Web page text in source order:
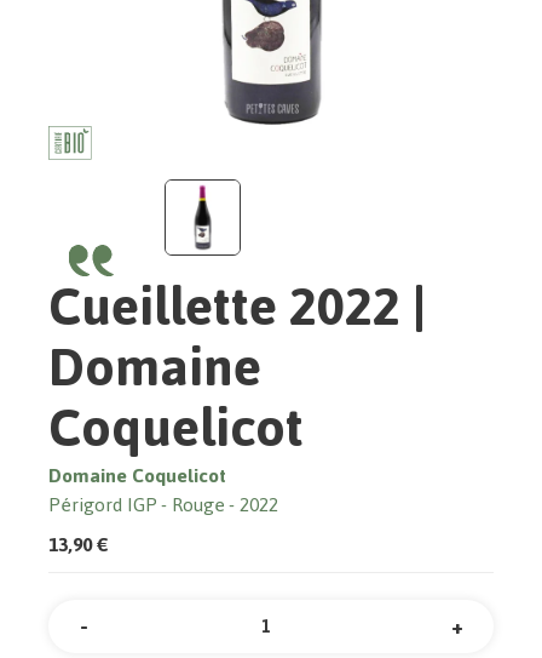
Cueillette 2022 |
Domaine
Coquelicot
Domaine Coquelicot
Périgord IGP Rouge 2022
13,90 €
Quantité +
-